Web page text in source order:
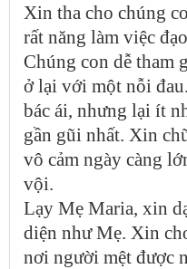
Xin tha cho chúng
rất năng làm việc
Chúng con dễ tham
ở lại với một nỗi
bác ái, nhưng lại ít
gần gũi nhất. Xin
vô cảm ngày càng
vội.
Lạy Mẹ Maria, xin
diện như Mẹ. Xin
nơi người mệt được